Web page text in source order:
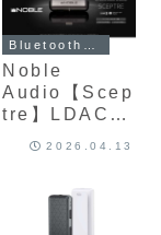
Noble
Audio【Scep
tre】LDAC・
の高品位コー
デック伝送を
2026.04.13